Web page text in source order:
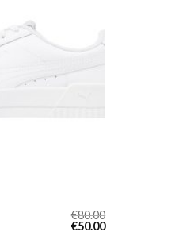
€80.00
€50.00